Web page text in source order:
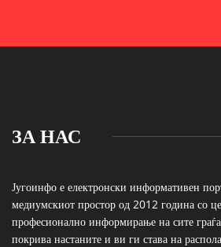
ЗА НАС
Југоинфо е електронски информативен
медиумскиот простор од 2012 година со
професионално информирање на сите
покрива настаните и ви ги става на